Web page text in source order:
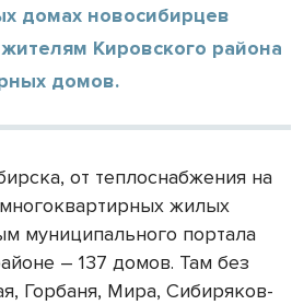
домах новосибирцев
Кировского района
домов.
от теплоснабжения на
жилых
муниципального портала
– 137 домов. Там без
Горбаня, Мира, Сибиряков-